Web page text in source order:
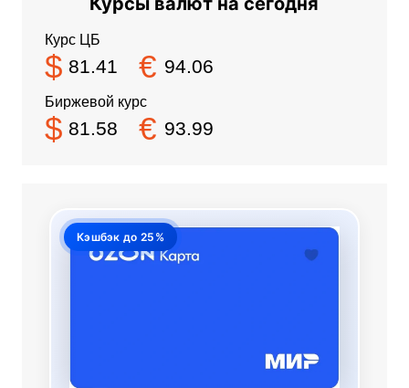
Курс ЦБ
$ 81.41 € 94.06
Биржевой курс
$ 81.58 € 93.99
Кэшбэк до 25%